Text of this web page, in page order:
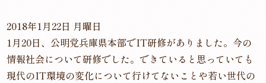
2018年1月22日 月曜日
1月20日、公明党兵庫県本部でIT研修がありました。今の
情報社会について研修でした。できていると思っていても
現代のIT環境の変化について行けてないことや若い世代の